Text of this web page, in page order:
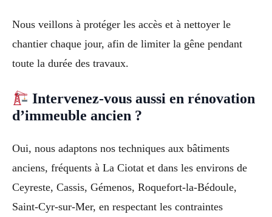
Nous veillons à protéger les accès et à nettoyer le
chantier chaque jour, afin de limiter la gêne pendant
toute la durée des travaux.
Intervenez-vous aussi en rénovation
d’immeuble ancien ?
Oui, nous adaptons nos techniques aux bâtiments
anciens, fréquents à La Ciotat et dans les environs de
Ceyreste, Cassis, Gémenos, Roquefort-la-Bédoule,
Saint-Cyr-sur-Mer, en respectant les contraintes